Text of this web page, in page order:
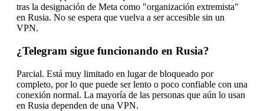
tras la designación de Meta como "organización extremista"
en Rusia. No se espera que vuelva a ser accesible sin un
VPN.
¿Telegram sigue funcionando en Rusia?
Parcial. Está muy limitado en lugar de bloqueado por
completo, por lo que puede ser lento o poco confiable con una
conexión normal. La mayoría de las personas que aún lo usan
en Rusia dependen de una VPN.